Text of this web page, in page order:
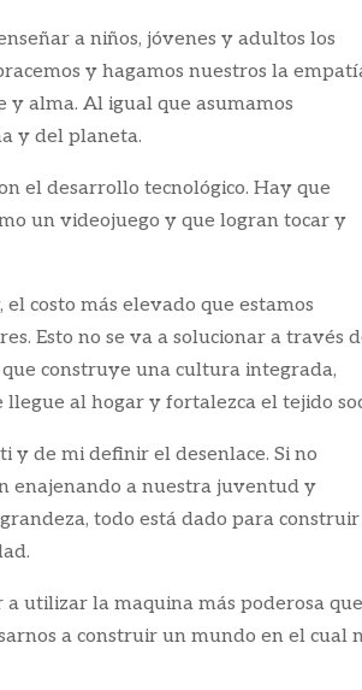
a niños, jóvenes y adultos los
y hagamos nuestros la
y alma. Al igual que asumamos
y del planeta.
el desarrollo tecnológico. Hay que
un videojuego y que logran tocar y
costo más elevado que estamos
Esto no se va a solucionar a través
construye una cultura integrada,
al hogar y fortalezca el tejido
y de mi definir el desenlace. Si no
enajenando a nuestra juventud y
todo está dado para
utilizar la maquina más poderosa
a construir un mundo en el cual